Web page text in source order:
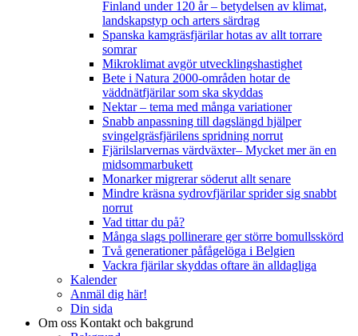
Finland under 120 år– betydelsen av klimat,
landskapstyp och arters särdrag
Spanska kamgräsfjärilar hotas av allt torrare
somrar
Mikroklimat avgör utvecklingshastighet
Bete i Natura 2000-områden hotar de
väddnätfjärilar som ska skyddas
Nektar – tema med många variationer
Snabb anpassning till dagslängd hjälper
svingelgräsfjärilens spridning norrut
Fjärilslarvernas värdväxter– Mycket mer än en
midsommarbukett
Monarker migrerar söderut allt senare
Mindre kräsna sydrovfjärilar sprider sig snabbt
norrut
Vad tittar du på?
Många slags pollinerare ger större bomullsskörd
Två generationer påfågelöga i Belgien
Vackra fjärilar skyddas oftare än alldagliga
Kalender
Anmäl dig här!
Din sida
Om oss Kontakt och bakgrund